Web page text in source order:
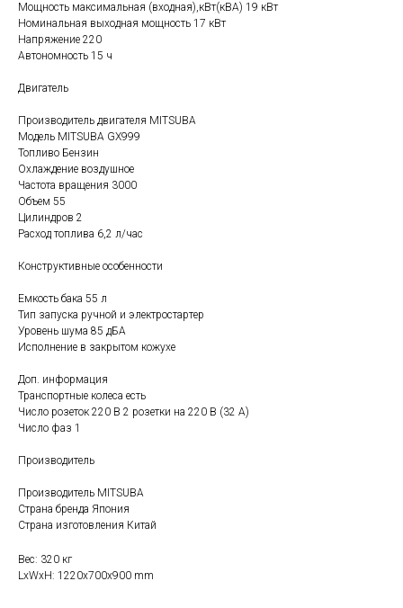
Мощность максимальная (входная),кВт(кВА) 19 кВт
Номинальная выходная мощность 17 кВт
Напряжение 220
Автономность 15 ч
Двигатель
Производитель двигателя MITSUBA
Модель MITSUBA GX999
Топливо Бензин
Охлаждение воздушное
Частота вращения 3000
Объем 55
Цилиндров 2
Расход топлива 6,2 л/час
Конструктивные особенности
Емкость бака 55 л
Тип запуска ручной и электростартер
Уровень шума 85 дБА
Исполнение в закрытом кожухе
Доп. информация
Транспортные колеса есть
Число розеток 220 В 2 розетки на 220 В (32 А)
Число фаз 1
Производитель
Производитель MITSUBA
Страна бренда Япония
Страна изготовления Китай
Вес: 320 кг
LxWxH: 1220x700x900 mm